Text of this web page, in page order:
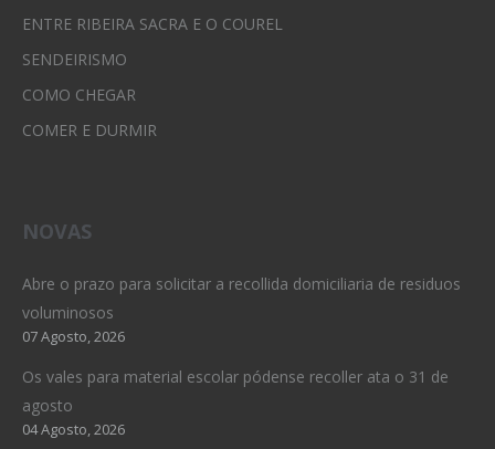
ENTRE RIBEIRA SACRA E O COUREL
SENDEIRISMO
COMO CHEGAR
COMER E DURMIR
NOVAS
Abre o prazo para solicitar a recollida domiciliaria de residuos
voluminosos
07 Agosto, 2026
Os vales para material escolar pódense recoller ata o 31 de
agosto
04 Agosto, 2026